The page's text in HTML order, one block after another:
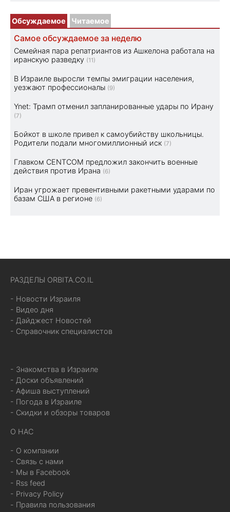
Обсуждаемое Читаемое
Самое обсуждаемое за неделю
Семейная пара репатриантов из Ашкелона работала на
иранскую разведку (11)
В Израиле выросли темпы эмиграции населения,
уезжают профессионалы (9)
Ynet: Трамп отменил запланированные удары по Ирану
(7)
Бойкот в школе привел к самоубийству школьницы.
Родители подали многомиллионный иск (7)
Главком CENTCOM предложил закончить военные
действия против Ирана (6)
Иран угрожает превентивными ракетными ударами по
базам США в регионе (6)
РАЗДЕЛЫ ORBITA.CO.IL
- Новости Израиля
- Видео дня
- Дайджест Новостей
- Справочник специалистов
- Знакомства в Израиле
- Доски объявлений
- Афиша выступлений
- Погода в Израиле
- Скидки и обзоры товаров
О НАС
- О компании
- Связь с нами
- Мы в Facebook
- Rss feed
- Privacy Policy
- Правила пользования